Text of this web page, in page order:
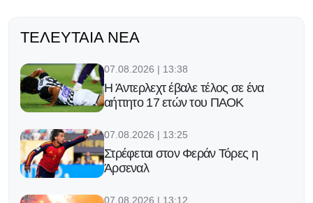
ΤΕΛΕΥΤΑΊΑ ΝΈΑ
07.08.2026 | 13:38
Η Άντερλεχτ έβαλε τέλος σε ένα
αήττητο 17 ετών του ΠΑΟΚ
07.08.2026 | 13:25
Στρέφεται στον Φεράν Τόρες η
Άρσεναλ
07.08.2026 | 13:12